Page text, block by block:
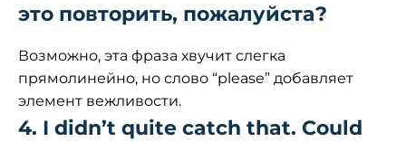
это повторить, пожалуйста?
Возможно, эта фраза хвучит слегка
прямолинейно, но слово “please” добавляет
элемент вежливости.
4. I didn’t quite catch that. Could